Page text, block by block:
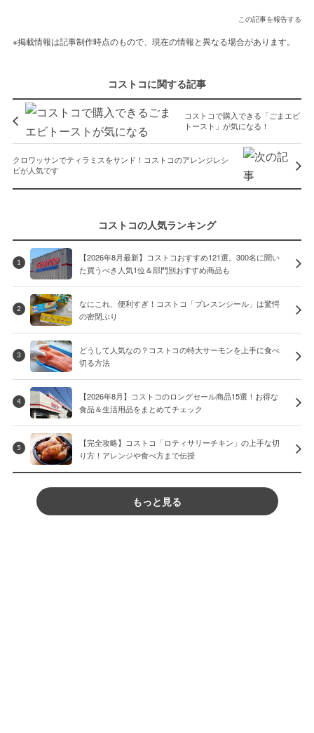
この記事を報告する
※掲載情報は記事制作時点のもので、現在の情報と異なる場合があります。
コストコに関する記事
コストコで購入できる「ごまエビ
トースト」が気になる！
クロワッサンでティラミスをサンド！コストコのアレンジレシ
ピが人気です
コストコの人気ランキング
1
【2026年8月最新】コストコおすすめ121選。300名に聞い
た買うべき人気1位＆部門別おすすめ商品も
2
なにこれ、便利すぎ！コストコ「プレスンシール」は驚愕
の密閉ぶり
3
どうして人気なの？コストコの特大サーモンを上手に食べ
切る方法
4
【2026年8月】コストコのロングセール商品15選！お得な
食品＆生活用品をまとめてチェック
5
【完全攻略】コストコ「ロティサリーチキン」の上手な切
り方！アレンジや食べ方まで伝授
もっと見る